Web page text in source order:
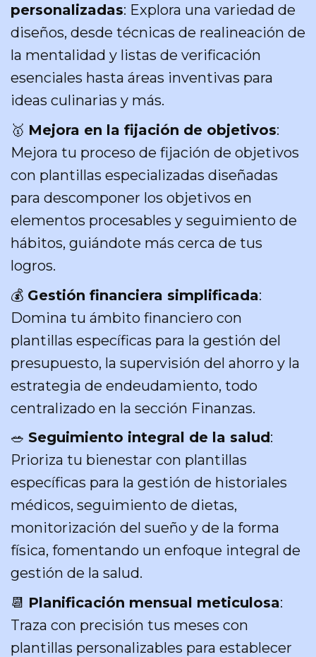
personalizadas: Explora una variedad de
diseños, desde técnicas de realineación de
la mentalidad y listas de verificación
esenciales hasta áreas inventivas para
ideas culinarias y más.
🥇 Mejora en la fijación de objetivos:
Mejora tu proceso de fijación de objetivos
con plantillas especializadas diseñadas
para descomponer los objetivos en
elementos procesables y seguimiento de
hábitos, guiándote más cerca de tus
logros.
💰 Gestión financiera simplificada:
Domina tu ámbito financiero con
plantillas específicas para la gestión del
presupuesto, la supervisión del ahorro y la
estrategia de endeudamiento, todo
centralizado en la sección Finanzas.
🥗 Seguimiento integral de la salud:
Prioriza tu bienestar con plantillas
específicas para la gestión de historiales
médicos, seguimiento de dietas,
monitorización del sueño y de la forma
física, fomentando un enfoque integral de
gestión de la salud.
📆 Planificación mensual meticulosa:
Traza con precisión tus meses con
plantillas personalizables para establecer